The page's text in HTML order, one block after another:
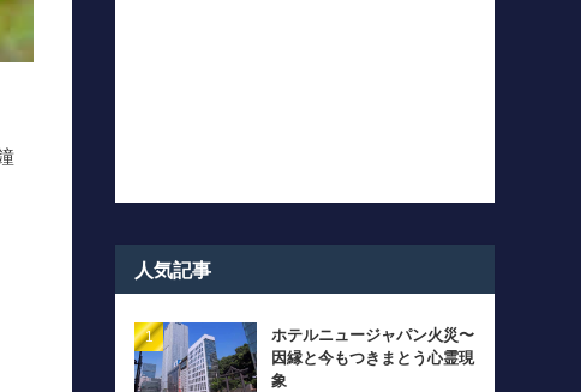
人気記事
ホテルニュージャパン火災〜
因縁と今もつきまとう心霊現
象